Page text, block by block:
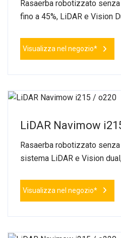
Rasaerba robotizzato
fino a 45%, LiDAR e Vision
Visualizza nel negozio*
LiDAR Navimow
Rasaerba robotizzato
sistema LiDAR e Vision
Visualizza nel negozio*